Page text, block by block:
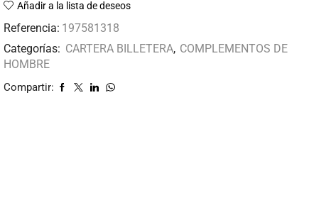
Añadir a la lista de deseos
Referencia: 197581318
Categorías: CARTERA BILLETERA, COMPLEMENTOS DE
HOMBRE
Compartir: